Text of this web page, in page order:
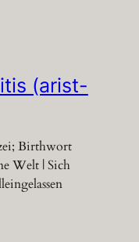
(arist-
Birthwort
Welt | Sich